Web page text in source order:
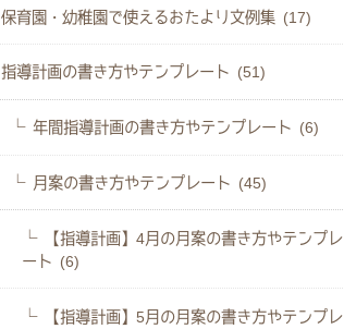
保育園・幼稚園で使えるおたより文例集 (17)
指導計画の書き方やテンプレート (51)
年間指導計画の書き方やテンプレート (6)
月案の書き方やテンプレート (45)
【指導計画】4月の月案の書き方やテンプレ
ート (6)
【指導計画】5月の月案の書き方やテンプレ